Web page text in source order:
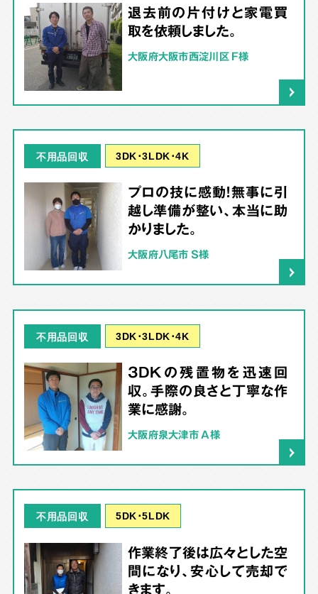
退去前の片付けと家電買
取を依頼しました。
大阪府大阪市西淀川区 F様
不用品回収 3DK･3LDK･4K
プロの技に感動！無事に引
越し準備が整い、本当に助
かりました。
大阪府八尾市 S様
不用品回収 3DK･3LDK･4K
3DKの残置物を迅速回
収。手際の良さと丁寧な作
業に感謝。
大阪府泉大津市 A様
不用品回収 5DK･5LDK
作業終了後は広々とした空
間になり、安心して売却で
きます。